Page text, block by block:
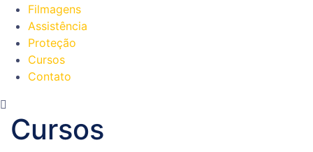
Filmagens
Assistência
Proteção
Cursos
Contato
Cursos